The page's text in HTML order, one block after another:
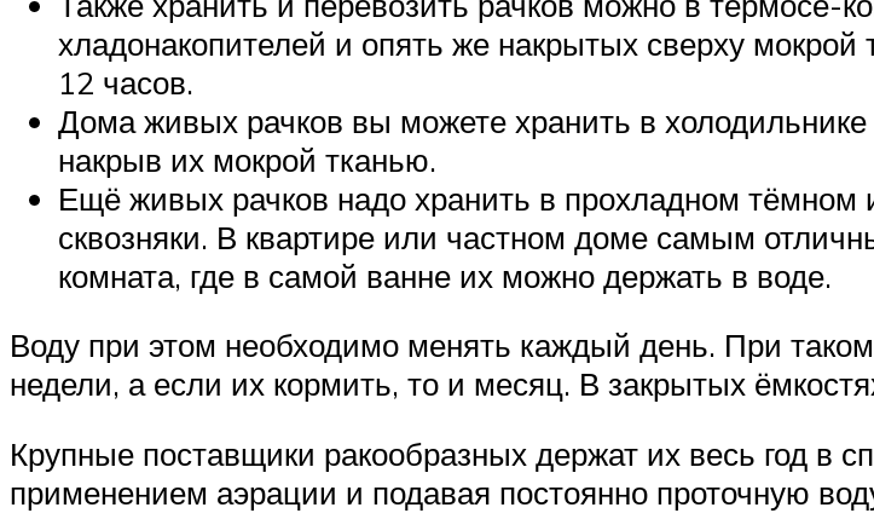
хладонакопителей и опять же накрытых сверху
12 часов.
Дома живых рачков вы можете хранить в
накрыв их мокрой тканью.
Ещё живых рачков надо хранить в прохладном тёмном
сквозняки. В квартире или частном доме самым
комната, где в самой ванне их можно держать в воде.
Воду при этом необходимо менять каждый день. При
недели, а если их кормить, то и месяц. В закрытых
Крупные поставщики ракообразных держат их весь год в
применением аэрации и подавая постоянно проточную